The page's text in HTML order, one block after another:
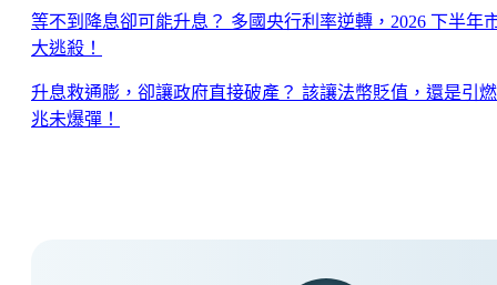
等不到降息卻可能升息？ 多國央行利率逆轉，2026 下半年
大逃殺！
升息救通膨，卻讓政府直接破產？ 該讓法幣貶值，還是引
兆未爆彈！